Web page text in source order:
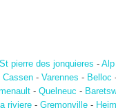
St pierre des jonquieres -
Cassen- Varennes - Belloc
- Quelneuc -
riviere - Gremonville -